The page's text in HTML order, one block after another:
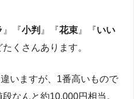
』『小判 』『花束 』『いい
たくさんあります。
いますが、1番高いもので
なんと約10,000円相当。